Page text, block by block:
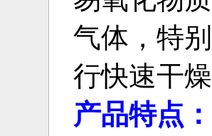
气体，特
行快速干
产品特点：